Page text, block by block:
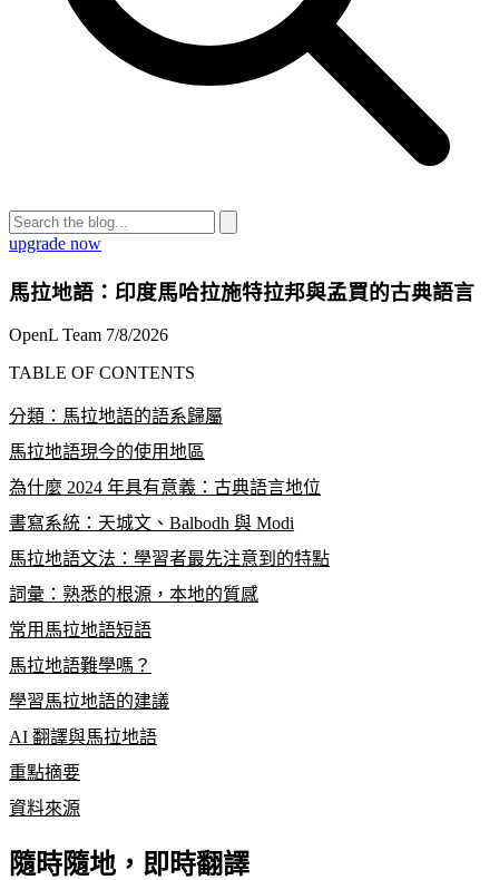
upgrade now
馬拉地語：印度馬哈拉施特拉邦與孟買的古典語言
OpenL Team 7/8/2026
TABLE OF CONTENTS
分類：馬拉地語的語系歸屬
馬拉地語現今的使用地區
為什麼 2024 年具有意義：古典語言地位
書寫系統：天城文、Balbodh 與 Modi
馬拉地語文法：學習者最先注意到的特點
詞彙：熟悉的根源，本地的質感
常用馬拉地語短語
馬拉地語難學嗎？
學習馬拉地語的建議
AI 翻譯與馬拉地語
重點摘要
資料來源
隨時隨地，即時翻譯